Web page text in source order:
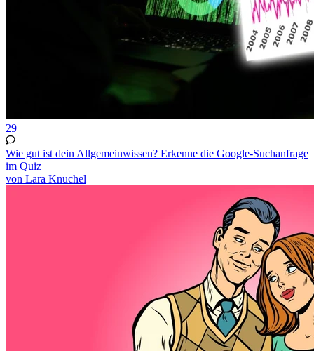
29
Wie gut ist dein Allgemeinwissen? Erkenne die Google-Suchanfrage
im Quiz
von Lara Knuchel